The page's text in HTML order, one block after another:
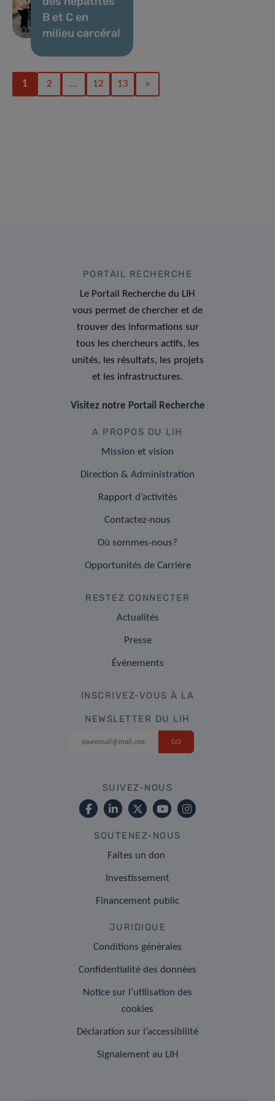
B et C en
milieu carcéral
1 2 … 12 13 »
PORTAIL RECHERCHE
Le Portail Recherche du LIH
vous permet de chercher et de
trouver des informations sur
tous les chercheurs actifs, les
unités, les résultats, les projets
et les infrastructures.
Visitez notre Portail Recherche
A PROPOS DU LIH
Mission et vision
Direction & Administration
Rapport d’activités
Contactez-nous
Où sommes-nous?
Opportunités de Carrière
RESTEZ CONNECTER
Actualités
Presse
Événements
INSCRIVEZ-VOUS À LA
NEWSLETTER DU LIH
SUIVEZ-NOUS
SOUTENEZ-NOUS
Faites un don
Investissement
Financement public
JURIDIQUE
Conditions générales
Confidentialité des données
Notice sur l’utilisation des
cookies
Déclaration sur l’accessibilité
Signalement au LIH